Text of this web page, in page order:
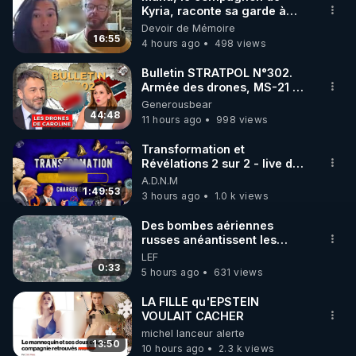
🌱 INSTAGRAM
https://www.instagram.com/rdlr_thierrycasasnovas/
http://rgnr.li/instagram
🌱 LA NEWSLETTER
Pour ne pas rater l’actualité RGNR (stages,
http://rgnr.li/news
🌱 VIDÉOS NON CENSURÉES SUR ODYSEE
Toutes les vidéos Youtube sont aussi sur la
http://rgnr.li/odysee
🌱 LES STAGES EN PRÉSENTIEL
http://rgnr.li/stages
16:55
Kyria, raconte sa garde à
vue musclée. PARTAGEZ!
Devoir de Mémoire
4 hours ago
498 views
44:48
Bulletin STRATPOL N°302.
Armée des drones, MS-21 en
série, missiles coréens.
07.08.2026.
Generousbear
11 hours ago
998 views
1:49:53
Transformation et
Révélations 2 sur 2 - live du
07/08/26
A.D.N.M
3 hours ago
1.0 k views
0:33
Des bombes aériennes
russes anéantissent les
centres de contrôle de
drones de 3 brigades
ukrainienne
LEF
5 hours ago
631 views
13:50
LA FILLE qu'EPSTEIN
VOULAIT CACHER
michel lanceur alerte
10 hours ago
2.3 k views